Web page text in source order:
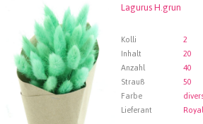
Lagurus H.grun
Kolli 2
Inhalt
20
Anzahl
40
Strauß
50
Farbe
Lieferant
Lagurus H.grun
Wählen Sie zuerst ein Abfartdatum.